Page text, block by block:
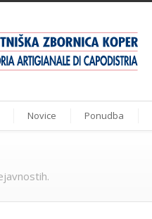
Novice Ponudba